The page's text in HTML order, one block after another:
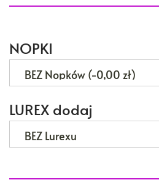
NOPKI
LUREX dodaj